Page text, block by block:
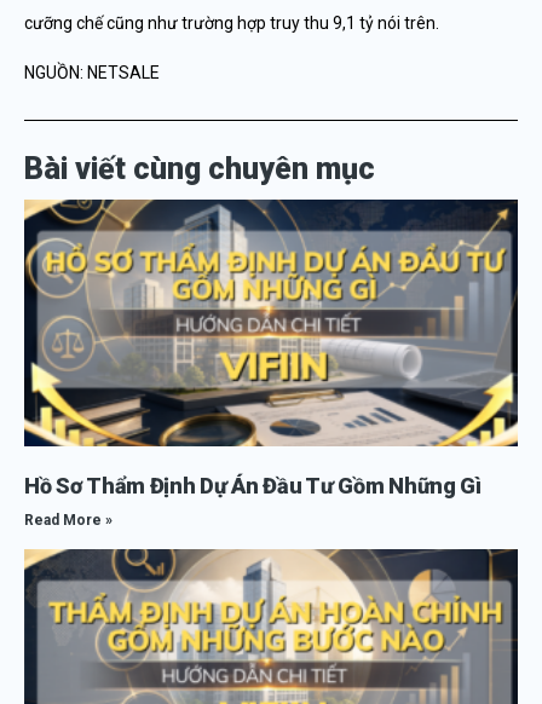
cưỡng chế cũng như trường hợp truy thu 9,1 tỷ nói trên.
NGUỒN: NETSALE
Bài viết cùng chuyên mục
Hồ Sơ Thẩm Định Dự Án Đầu Tư Gồm Những Gì
Read More »